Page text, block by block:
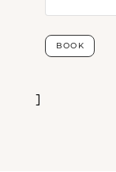
]